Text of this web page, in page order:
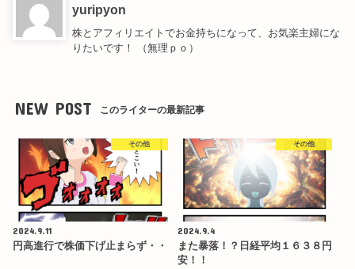
yuripyon
株とアフィリエイトでお金持ちになって、お気楽主婦にな
りたいです！ （無理ｐｏ）
NEW POST このライターの最新記事
その他
2024.9.11
円高進行で株価下げ止まらず・・
その他
2024.9.4
また暴落！？日経平均１６３８円
安！！